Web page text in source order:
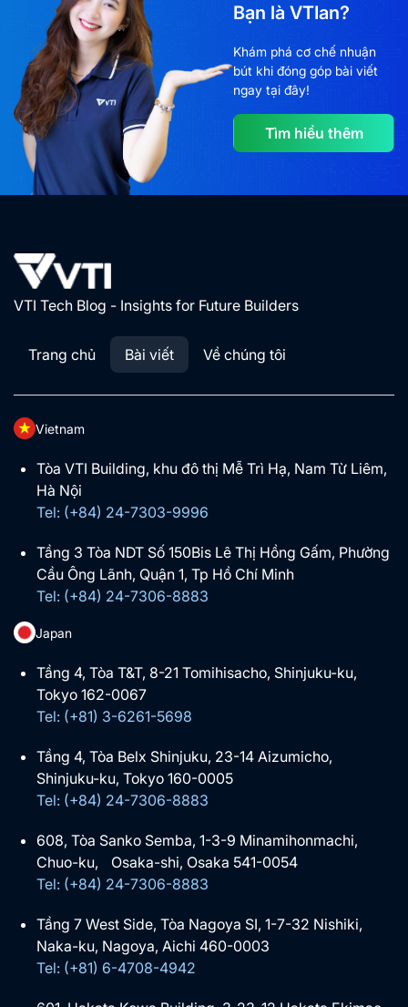
Bạn là VTIan?
Khám phá cơ chế nhuận
bút khi đóng góp bài viết
ngay tại đây!
Tìm hiểu thêm
VTI Tech Blog - Insights for Future Builders
Trang chủ Bài viết Về chúng tôi
Vietnam
Tòa VTI Building, khu đô thị Mễ Trì Hạ, Nam Từ Liêm,
Hà Nội
Tel: (+84) 24-7303-9996
Tầng 3 Tòa NDT Số 150Bis Lê Thị Hồng Gấm, Phường
Cầu Ông Lãnh, Quận 1, Tp Hồ Chí Minh
Tel: (+84) 24-7306-8883
Japan
Tầng 4, Tòa T&T, 8-21 Tomihisacho, Shinjuku-ku,
Tokyo 162-0067
Tel: (+81) 3-6261-5698
Tầng 4, Tòa Belx Shinjuku, 23-14 Aizumicho,
Shinjuku-ku, Tokyo 160-0005
Tel: (+84) 24-7306-8883
608, Tòa Sanko Semba, 1-3-9 Minamihonmachi,
Chuo-ku, Osaka-shi, Osaka 541-0054
Tel: (+84) 24-7306-8883
Tầng 7 West Side, Tòa Nagoya SI, 1-7-32 Nishiki,
Naka-ku, Nagoya, Aichi 460-0003
Tel: (+81) 6-4708-4942